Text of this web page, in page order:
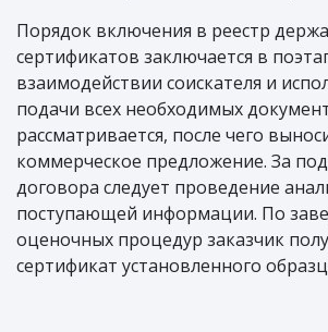
Порядок включения в реестр
сертификатов заключается в
взаимодействии соискателя и
подачи всех необходимых
рассматривается, после чего
коммерческое предложение. За
договора следует проведение
поступающей информации. По
оценочных процедур заказчик
сертификат установленного